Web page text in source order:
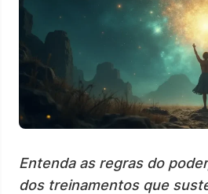
Entenda as regras do
dos treinamentos que